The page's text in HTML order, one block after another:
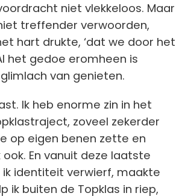
niet vlekkeloos. Maar
treffender verwoorden,
hart drukte, ‘dat we door het
het gedoe eromheen is
van genieten.
Ik heb enorme zin in het
zoveel zekerder
op eigen benen zette en
En vanuit deze laatste
ik identiteit verwierf, maakte
ik buiten de Topklas in riep,